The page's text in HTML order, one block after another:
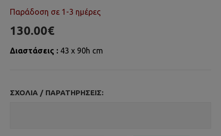
Παράδοση σε 1-3 ημέρες
130.00€
Διαστάσεις : 43 x 90h cm
ΣΧΌΛΙΑ / ΠΑΡΑΤΗΡΉΣΕΙΣ: